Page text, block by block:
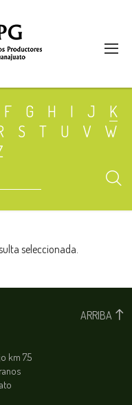
F G H I J
K
S T U V
W
seleccionada.
ARRIBA
km 7.5